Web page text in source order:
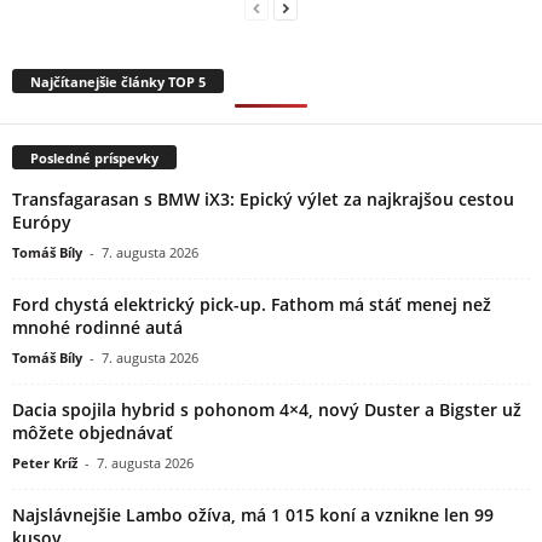
Najčítanejšie články TOP 5
Posledné príspevky
Transfagarasan s BMW iX3: Epický výlet za najkrajšou cestou
Európy
Tomáš Bíly - 7. augusta 2026
Ford chystá elektrický pick-up. Fathom má stáť menej než
mnohé rodinné autá
Tomáš Bíly - 7. augusta 2026
Dacia spojila hybrid s pohonom 4×4, nový Duster a Bigster už
môžete objednávať
Peter Kríž - 7. augusta 2026
Najslávnejšie Lambo ožíva, má 1 015 koní a vznikne len 99